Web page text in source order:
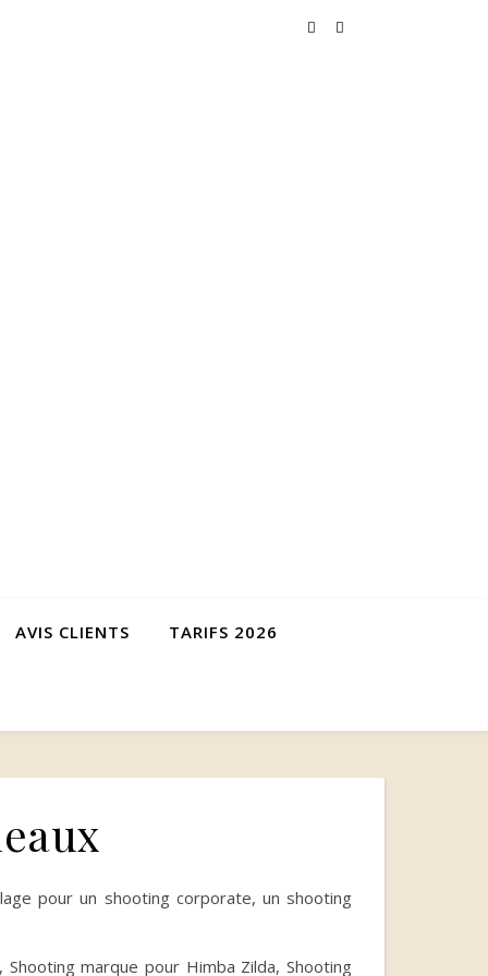
AVIS CLIENTS TARIFS 2026
pour un shooting corporate, un shooting
marque pour Himba Zilda, Shooting